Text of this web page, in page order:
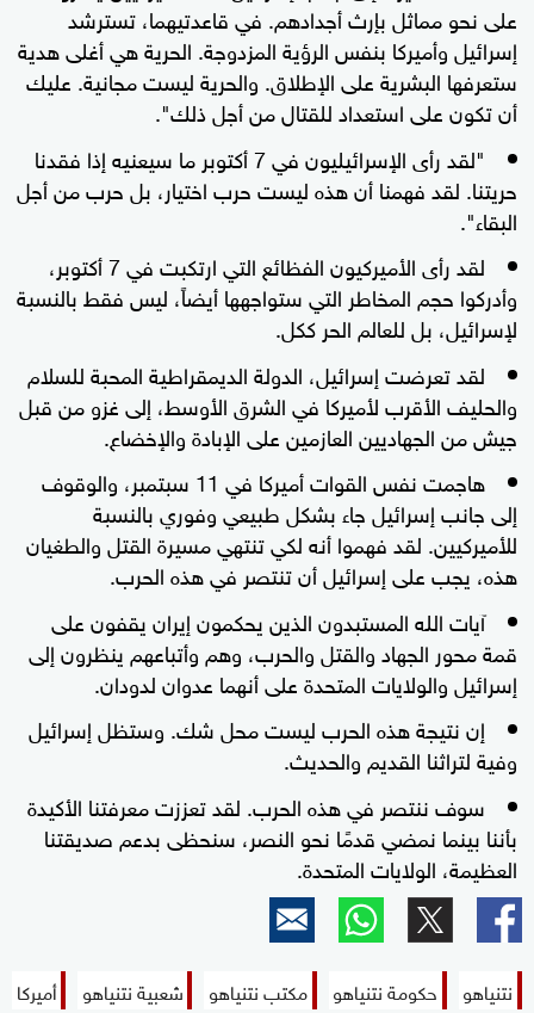
على نحو مماثل بإرث أجدادهم. في قاعدتيهما، تسترشد
إسرائيل وأميركا بنفس الرؤية المزدوجة. الحرية هي أغلى هدية
ستعرفها البشرية على الإطلاق. والحرية ليست مجانية. عليك
أن تكون على استعداد للقتال من أجل ذلك".
"لقد رأى الإسرائيليون في 7 أكتوبر ما سيعنيه إذا فقدنا
حريتنا. لقد فهمنا أن هذه ليست حرب اختيار، بل حرب من أجل
البقاء".
لقد رأى الأميركيون الفظائع التي ارتكبت في 7 أكتوبر،
وأدركوا حجم المخاطر التي ستواجهها أيضاً، ليس فقط بالنسبة
لإسرائيل، بل للعالم الحر ككل.
لقد تعرضت إسرائيل، الدولة الديمقراطية المحبة للسلام
والحليف الأقرب لأميركا في الشرق الأوسط، إلى غزو من قبل
جيش من الجهاديين العازمين على الإبادة والإخضاع.
هاجمت نفس القوات أميركا في 11 سبتمبر، والوقوف
إلى جانب إسرائيل جاء بشكل طبيعي وفوري بالنسبة
للأميركيين. لقد فهموا أنه لكي تنتهي مسيرة القتل والطغيان
هذه، يجب على إسرائيل أن تنتصر في هذه الحرب.
آيات الله المستبدون الذين يحكمون إيران يقفون على
قمة محور الجهاد والقتل والحرب، وهم وأتباعهم ينظرون إلى
إسرائيل والولايات المتحدة على أنهما عدوان لدودان.
إن نتيجة هذه الحرب ليست محل شك. وستظل إسرائيل
وفية لتراثنا القديم والحديث.
سوف ننتصر في هذه الحرب. لقد تعززت معرفتنا الأكيدة
بأننا بينما نمضي قدمًا نحو النصر، سنحظى بدعم صديقتنا
العظيمة، الولايات المتحدة.
نتنياهو حكومة نتنياهو مكتب نتنياهو شعبية نتنياهو أميركا